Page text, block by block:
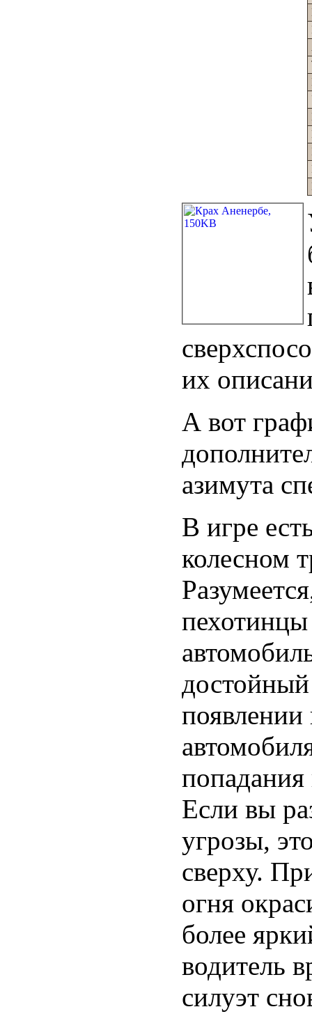
их
А вот
азимута
В игре
колесном
появлении
Если вы
угрозы,
сверху.
огня
более
водитель
силуэт